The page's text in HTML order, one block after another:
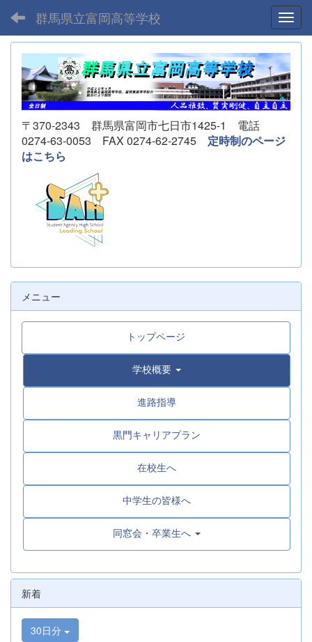
群馬県立富岡高等学校
〒370-2343 群馬県富岡市七日市1425-1 電話
0274-63-0053 FAX 0274-62-2745 定時制のページ
はこちら
メニュー
トップページ
学校概要
進路指導
黒門キャリアプラン
在校生へ
中学生の皆様へ
同窓会・卒業生へ
新着
30日分